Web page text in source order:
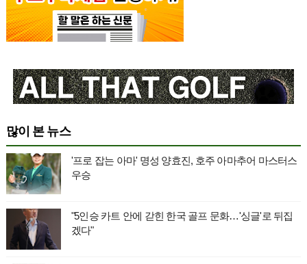
많이 본 뉴스
'프로 잡는 아마' 명성 양효진, 호주 아마추어 마스터스
우승
"5인승 카트 안에 갇힌 한국 골프 문화…'싱글'로 뒤집
겠다"